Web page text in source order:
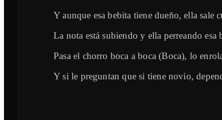
Y aunque esa bebita tiene dueño, ella sale
La nota está subiendo y ella perreando esa
Pasa el chorro boca a boca (Boca), lo
Y si le preguntan que si tiene novio,